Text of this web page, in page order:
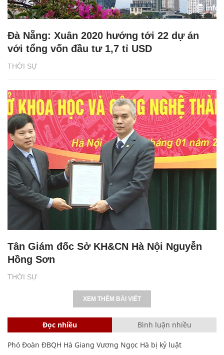
THỜI SỰ
Đà Nẵng: Xuân 2020 hướng tới 22 dự án
với tổng vốn đầu tư 1,7 tỉ USD
THỜI SỰ
Tân Giám đốc Sở KH&CN Hà Nội Nguyễn
Hồng Sơn
XEM THÊM BÀI VIẾT
Đọc nhiều Bình luận nhiều
Phó Đoàn ĐBQH Hà Giang Vương Ngọc Hà bị kỷ luật